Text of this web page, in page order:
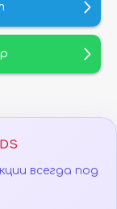
всегда под